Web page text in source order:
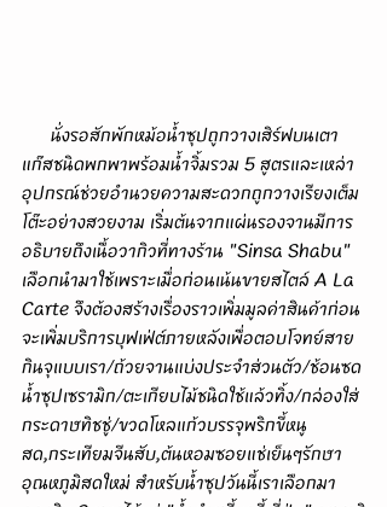
แก๊สชนิดพกพาพร้อมน้ำจิ้มรวม 5 สูตรและเหล่า
อุปกรณ์ช่วยอำนวยความสะดวกถูกวางเรียงเต็ม
โต๊ะอย่างสวยงาม เริ่มต้นจากแผ่นรองจานมีการ
อธิบายถึงเนื้อวากิวที่ทางร้าน "Sinsa Shabu"
เลือกนำมาใช้เพราะเมื่อก่อนเน้นขายสไตล์ A La
Carte จึงต้องสร้างเรื่องราวเพิ่มมูลค่าสินค้าก่อน
จะเพิ่มบริการบุฟเฟ่ต์ภายหลังเพื่อตอบโจทย์สาย
กินจุแบบเรา/ถ้วยจานแบ่งประจำส่วนตัว/ช้อนซด
น้ำซุปเซรามิก/ตะเกียบไม้ชนิดใช้แล้วทิ้ง/กล่องใส่
กระดาษทิชชู่/ขวดโหลแก้วบรรจุพริกขี้หนู
สด,กระเทียมจีนสับ,ต้นหอมซอยแช่เย็นๆรักษา
อุณหภูมิสดใหม่ สำหรับน้ำซุปวันนี้เราเลือกมา